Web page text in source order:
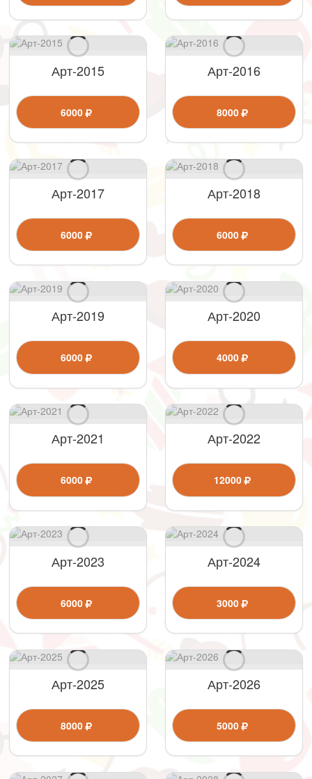
Арт-2015
6000
Арт-2016
8000
Арт-2017
6000
Арт-2018
6000
Арт-2019
6000
Арт-2020
4000
Арт-2021
6000
Арт-2022
12000
Арт-2023
6000
Арт-2024
3000
Арт-2025
8000
Арт-2026
5000